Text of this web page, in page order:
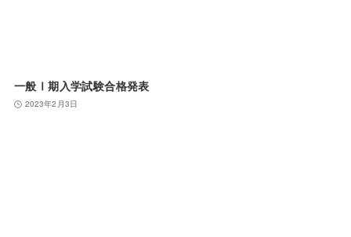
一般Ⅰ期入学試験合格発表
2023年2月3日